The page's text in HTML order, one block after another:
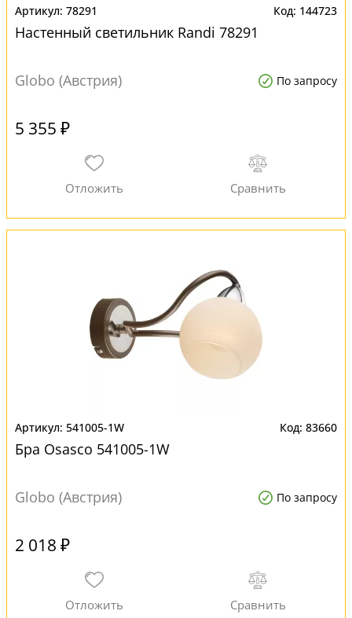
78291 144723
Настенный светильник Randi 78291
Globo (Австрия) По запросу
5 355 ₽
541005-1W 83660
Бра Osasco 541005-1W
Globo (Австрия) По запросу
2 018 ₽